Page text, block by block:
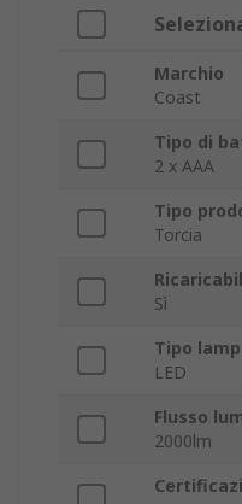
Marchio
Coast
Tipo di
2 x AAA
Tipo
Torcia
Sì
Tipo
LED
Flusso
2000lm